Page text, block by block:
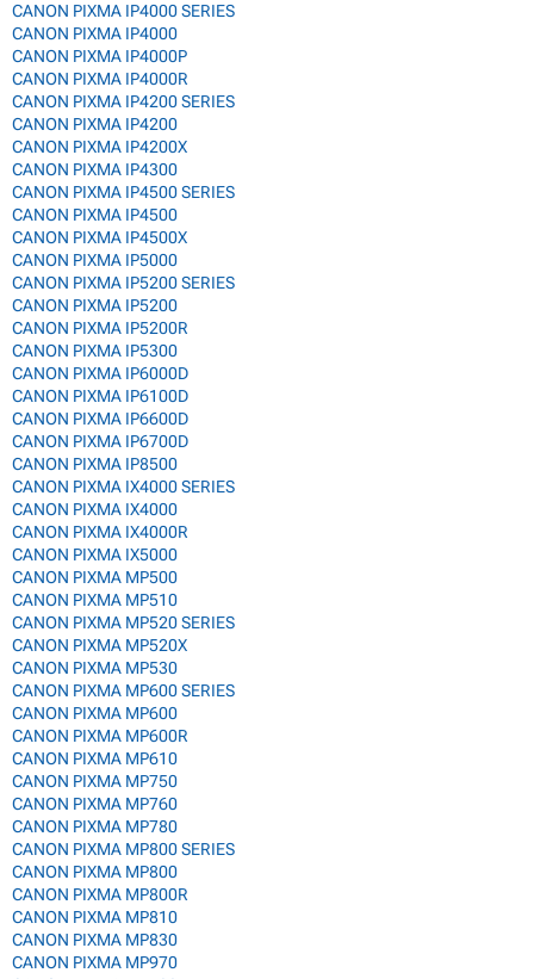
CANON PIXMA IP4000 SERIES
CANON PIXMA IP4000
CANON PIXMA IP4000P
CANON PIXMA IP4000R
CANON PIXMA IP4200 SERIES
CANON PIXMA IP4200
CANON PIXMA IP4200X
CANON PIXMA IP4300
CANON PIXMA IP4500 SERIES
CANON PIXMA IP4500
CANON PIXMA IP4500X
CANON PIXMA IP5000
CANON PIXMA IP5200 SERIES
CANON PIXMA IP5200
CANON PIXMA IP5200R
CANON PIXMA IP5300
CANON PIXMA IP6000D
CANON PIXMA IP6100D
CANON PIXMA IP6600D
CANON PIXMA IP6700D
CANON PIXMA IP8500
CANON PIXMA IX4000 SERIES
CANON PIXMA IX4000
CANON PIXMA IX4000R
CANON PIXMA IX5000
CANON PIXMA MP500
CANON PIXMA MP510
CANON PIXMA MP520 SERIES
CANON PIXMA MP520X
CANON PIXMA MP530
CANON PIXMA MP600 SERIES
CANON PIXMA MP600
CANON PIXMA MP600R
CANON PIXMA MP610
CANON PIXMA MP750
CANON PIXMA MP760
CANON PIXMA MP780
CANON PIXMA MP800 SERIES
CANON PIXMA MP800
CANON PIXMA MP800R
CANON PIXMA MP810
CANON PIXMA MP830
CANON PIXMA MP970